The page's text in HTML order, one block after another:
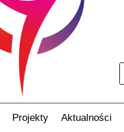
Projekty Aktualności